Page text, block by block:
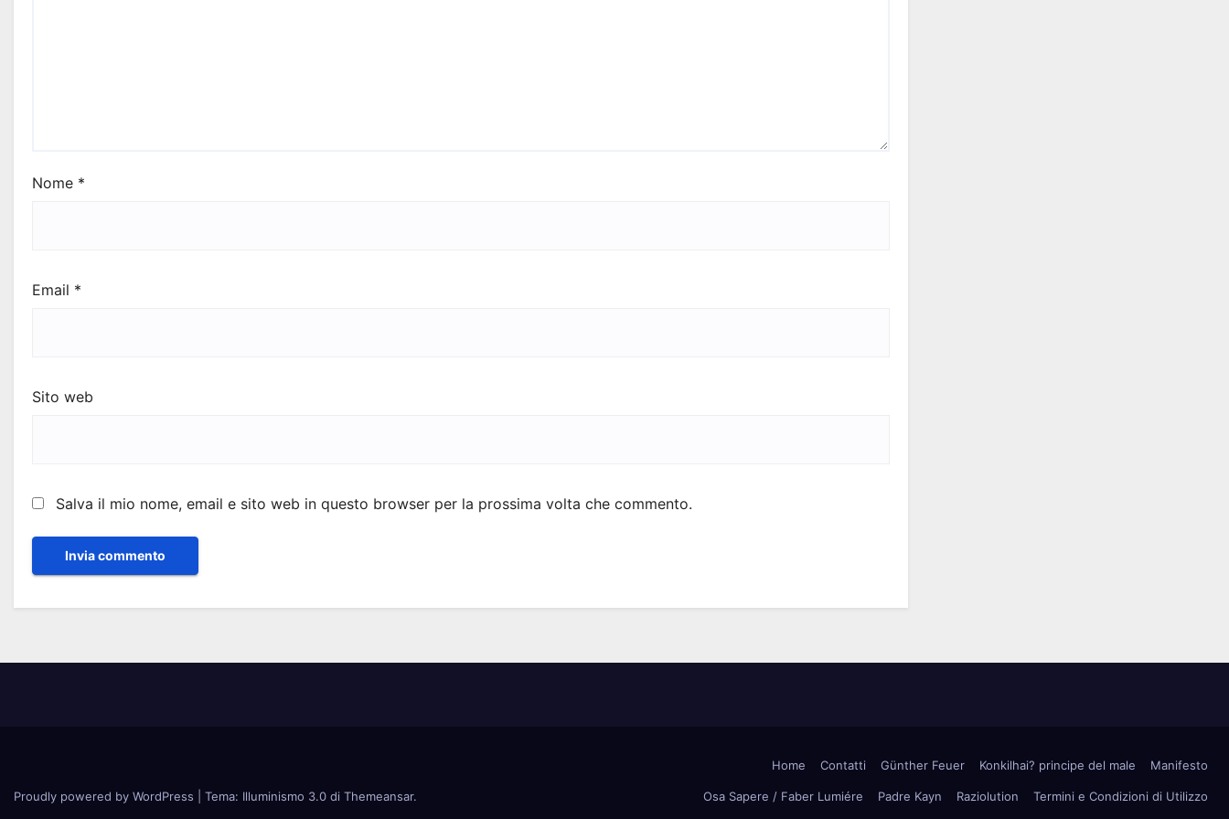
Nome *
Email *
Sito web
Salva il mio nome, email e sito web in questo browser per la prossima volta che commento.
Proudly powered by WordPress Tema: Illuminismo 3.0 di Themeansar.
Home Contatti Günther Feuer Konkilhai? principe del male Manifesto
Osa Sapere / Faber Lumiére Padre Kayn Raziolution Termini e Condizioni di Utilizzo